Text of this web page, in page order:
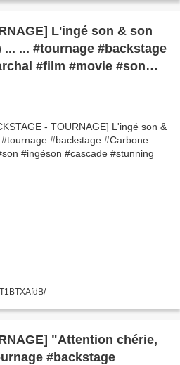
L'ingé son & son
... #tournage #backstage
#film #movie #son
#accessoiriste
"Attention chérie,
#backstage